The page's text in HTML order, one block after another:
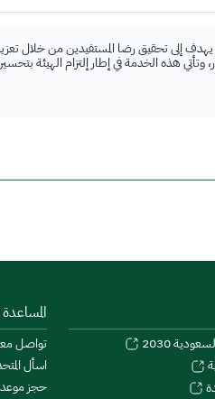
إلى تحقيق رضا المستفيدين من خلال
وتأتي هذه الخدمة في إطار إلتزام الهيئة
2030
تواصل
اسأل
حجز موعد